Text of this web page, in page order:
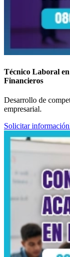
Técnico Laboral
Financieros
Desarrollo de
empresarial.
Solicitar información